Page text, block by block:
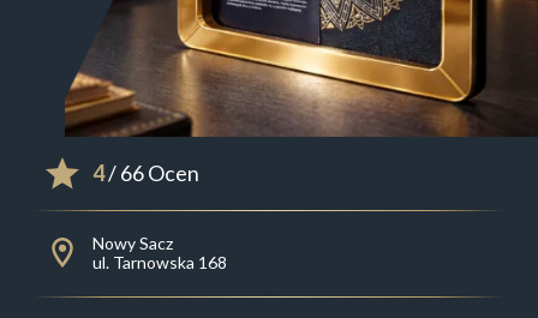
4/ 66 Ocen
Nowy Sacz
ul. Tarnowska 168